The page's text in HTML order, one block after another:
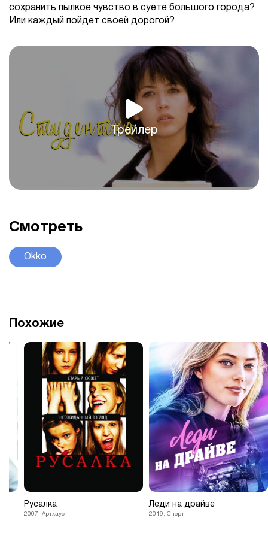
сохранить пылкое чувство в суете большого города?
Или каждый пойдет своей дорогой?
Трейлер
Смотреть
Okko
Похожие
Русалка
2007, Артхаус
Леди на драйве
2019, Спорт